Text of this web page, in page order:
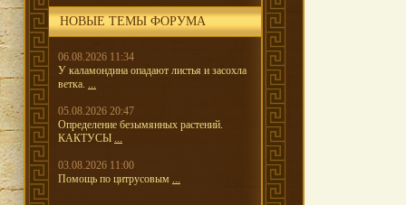
НОВЫЕ ТЕМЫ ФОРУМА
06.08.2026 11:34
У каламондина опадают листья и засохла
ветка. ...
05.08.2026 20:47
Определение безымянных растений.
КАКТУСЫ ...
03.08.2026 11:00
Помощь по цитрусовым ...